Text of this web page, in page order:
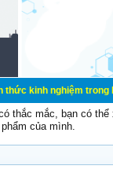
trong lãnh
thắc mắc, bạn có
của mình.